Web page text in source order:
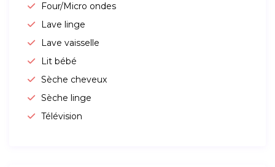
Four/Micro ondes
Lave linge
Lave vaisselle
Lit bébé
Sèche cheveux
Sèche linge
Télévision